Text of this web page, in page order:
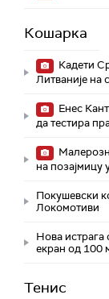
Кошарка
Кадети
Литваније на
Енес
да тестира
на позајмицу
Покушевски
Локомотиви
Нова истрага
екран од 100
Тенис